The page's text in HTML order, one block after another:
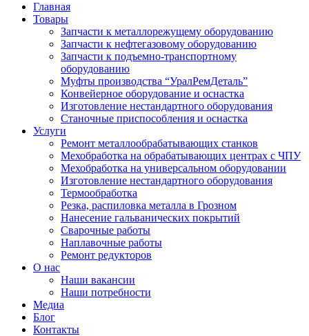
Главная
Товары
Запчасти к металлорежущему оборудованию
Запчасти к нефтегазовому оборудованию
Запчасти к подъемно-транспортному
оборудованию
Муфты производства “УралРемДеталь”
Конвейерное оборудование и оснастка
Изготовление нестандартного оборудования
Станочные приспособления и оснастка
Услуги
Ремонт металлообрабатывающих станков
Мехобработка на обрабатывающих центрах с ЧПУ
Мехобработка на универсальном оборудовании
Изготовление нестандартного оборудования
Термообработка
Резка, распиловка металла в Грозном
Нанесение гальванических покрытий
Сварочные работы
Наплавочные работы
Ремонт редукторов
О нас
Наши вакансии
Наши потребности
Медиа
Блог
Контакты